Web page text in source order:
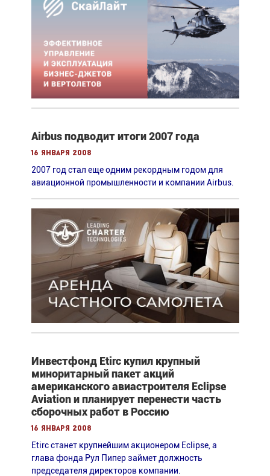
Airbus подводит итоги 2007 года
16 января 2008
2007 год стал еще одним рекордным годом для
авиационной промышленности и компании Airbus.
Инвестфонд Etirc купил крупный
миноритарный пакет акций
американского авиастроителя Eclipse
Aviation и планирует перенести часть
сборочных работ в Россию
16 января 2008
Etirc станет крупнейшим акционером Eclipse, а
глава фонда Рул Пипер займет должность
председателя директоров компании.